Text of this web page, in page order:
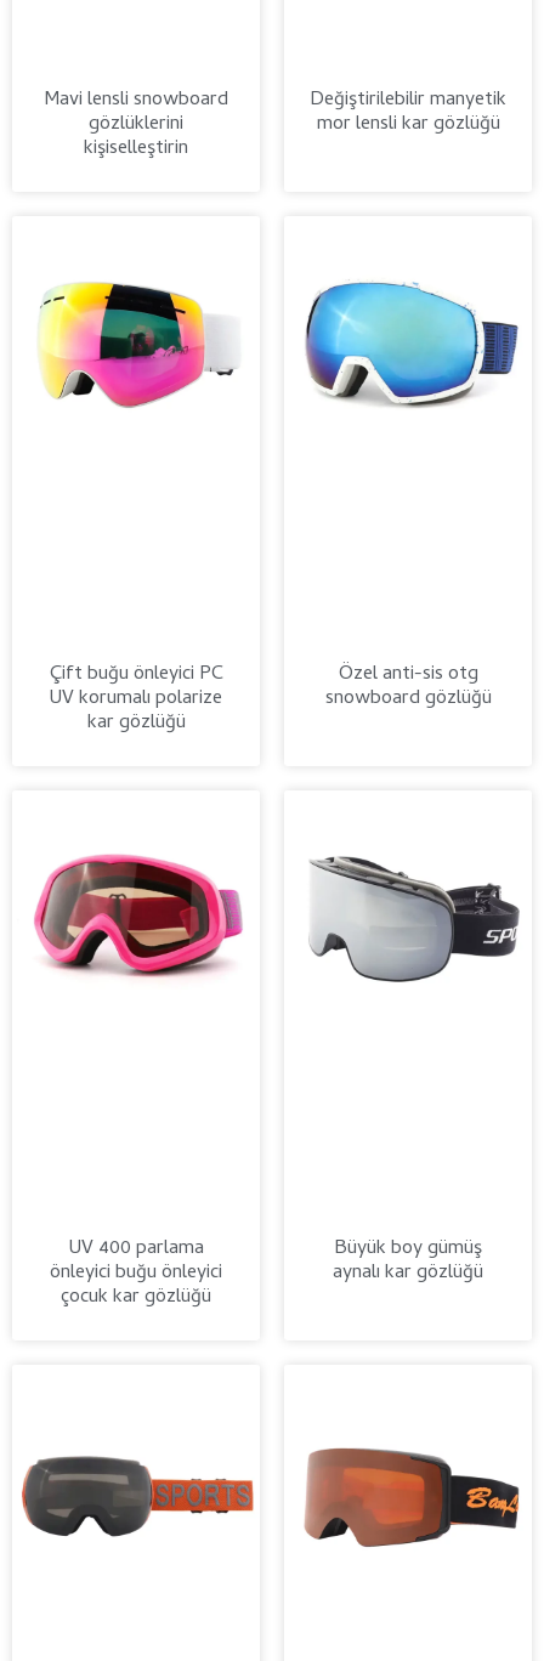
Mavi lensli snowboard
gözlüklerini
kişiselleştirin
Değiştirilebilir manyetik
mor lensli kar gözlüğü
Çift buğu önleyici PC
UV korumalı polarize
kar gözlüğü
Özel anti-sis otg
snowboard gözlüğü
UV 400 parlama
önleyici buğu önleyici
çocuk kar gözlüğü
Büyük boy gümüş
aynalı kar gözlüğü